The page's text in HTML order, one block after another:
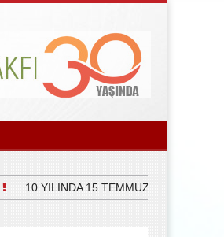
10.YILINDA 15 TEMMUZ DEMOKRASİ VE